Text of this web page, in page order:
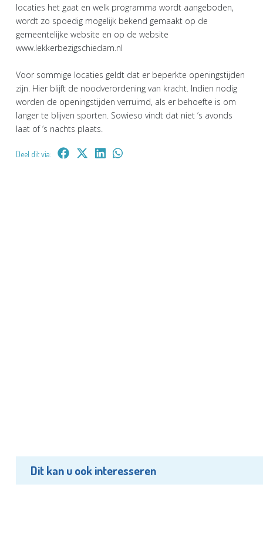
locaties het gaat en welk programma wordt aangeboden,
wordt zo spoedig mogelijk bekend gemaakt op de
gemeentelijke website en op de website
www.lekkerbezigschiedam.nl
Voor sommige locaties geldt dat er beperkte openingstijden
zijn. Hier blijft de noodverordening van kracht. Indien nodig
worden de openingstijden verruimd, als er behoefte is om
langer te blijven sporten. Sowieso vindt dat niet ’s avonds
laat of ’s nachts plaats.
Deel dit via:
Dit kan u ook interesseren